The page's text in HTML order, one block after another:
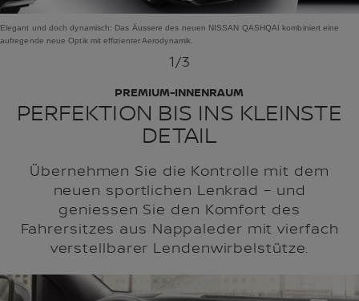
1/3
Elegant und doch dynamisch: Das Äussere des neuen NISSAN QASHQAI kombiniert eine
aufregende neue Optik mit effizienter Aerodynamik.
PERFEKTION BIS INS KLEINSTE
DETAIL
PREMIUM-INNENRAUM
Übernehmen Sie die Kontrolle mit dem
neuen sportlichen Lenkrad – und
geniessen Sie den Komfort des
Fahrersitzes aus Nappaleder mit vierfach
verstellbarer Lendenwirbelstütze.